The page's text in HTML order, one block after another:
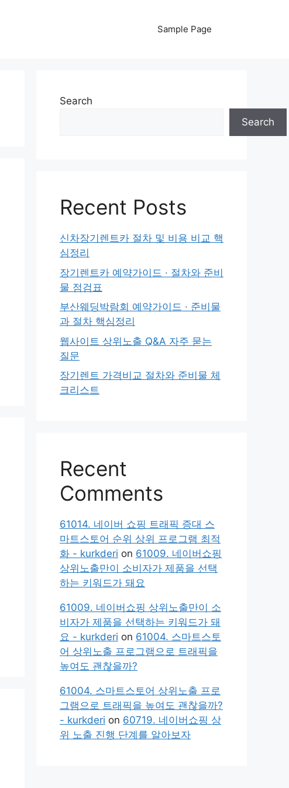
Sample Page
Search
Search
Recent Posts
신차장기렌트카 절차 및 비용 비교 핵
심정리
장기렌트카 예약가이드 · 절차와 준비
물 점검표
부산웨딩박람회 예약가이드 · 준비물
과 절차 핵심정리
웹사이트 상위노출 Q&A 자주 묻는
질문
장기렌트 가격비교 절차와 준비물 체
크리스트
Recent
Comments
61014. 네이버 쇼핑 트래픽 증대 스
마트스토어 순위 상위 프로그램 최적
화 - kurkderi on 61009. 네이버쇼핑
상위노출만이 소비자가 제품을 선택
하는 키워드가 돼요
61009. 네이버쇼핑 상위노출만이 소
비자가 제품을 선택하는 키워드가 돼
요 - kurkderi on 61004. 스마트스토
어 상위노출 프로그램으로 트래픽을
높여도 괜찮을까?
61004. 스마트스토어 상위노출 프로
그램으로 트래픽을 높여도 괜찮을까?
- kurkderi on 60719. 네이버쇼핑 상
위 노출 진행 단계를 알아보자